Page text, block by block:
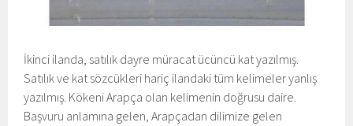
İkinci ilanda, satılık dayre müracat ücüncü kat yazılmış.
Satılık ve kat sözcükleri hariç ilandaki tüm kelimeler yanlış
yazılmış. Kökeni Arapça olan kelimenin doğrusu daire.
Başvuru anlamına gelen, Arapçadan dilimize gelen